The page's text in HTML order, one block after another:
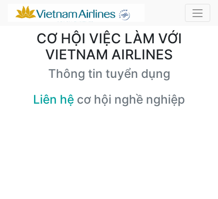
CƠ HỘI VIỆC LÀM VỚI
VIETNAM AIRLINES
Thông tin tuyển dụng
Liên hệ cơ hội nghề nghiệp